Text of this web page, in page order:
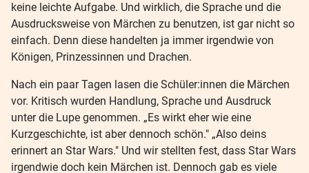
keine leichte Aufgabe. Und wirklich, die Sprache und die
Ausdrucksweise von Märchen zu benutzen, ist gar nicht so
einfach. Denn diese handelten ja immer irgendwie von
Königen, Prinzessinnen und Drachen.
Nach ein paar Tagen lasen die Schüler:innen die Märchen
vor. Kritisch wurden Handlung, Sprache und Ausdruck
unter die Lupe genommen. „Es wirkt eher wie eine
Kurzgeschichte, ist aber dennoch schön." „Also deins
erinnert an Star Wars." Und wir stellten fest, dass Star Wars
irgendwie doch kein Märchen ist. Dennoch gab es viele